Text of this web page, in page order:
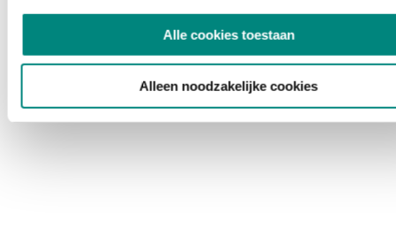
Alle cookies toestaan
Alleen noodzakelijke cookies